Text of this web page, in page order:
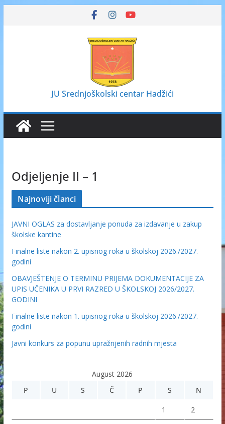
JU Srednjoškolski centar Hadžići
Odjeljenje II – 1
Najnoviji članci
JAVNI OGLAS za dostavljanje ponuda za izdavanje u zakup
školske kantine
Finalne liste nakon 2. upisnog roka u školskoj 2026./2027.
godini
OBAVJEŠTENJE O TERMINU PRIJEMA DOKUMENTACIJE ZA
UPIS UČENIKA U PRVI RAZRED U ŠKOLSKOJ 2026/2027.
GODINI
Finalne liste nakon 1. upisnog roka u školskoj 2026./2027.
godini
Javni konkurs za popunu upražnjenih radnih mjesta
August 2026
P
U S Č P S N
1 2